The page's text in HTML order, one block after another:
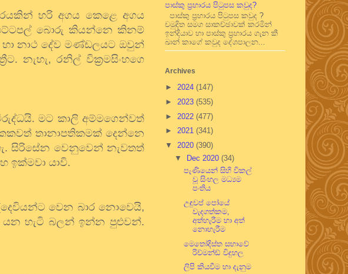
හරි අගය කෙළෙ අගය
පට්ටපල් බොරු කියන්නෙ කිනම්
නාථ දේව මණ්ඩලයට ඔවුන්
නැහැ, රනිල් වික්‍රමසිංහගෙ
මට කාලි අම්මගෙන්වත්
තානාපතිකමක් දෙන්නෙ
සිරිසේන වෙනුවෙන් නැවතත්
ඉක්මවා යාවි.
වෙන බාර නොවෙයි,
යන හැටි බලන් ඉන්න පුළුවන්.
පාස්කු ප්‍රහාරය පිටුපස කවුද?
පාස්කු ප්‍රහාරය පිටුපස කවුද ?
චමුදිත සමග සාකච්ඡාවක් කරමින්
ඉන්දියාව හා පාස්කු ප්‍රහාරය ගැන කී
ඛාන් කාගේ කවුද දේශපාලන...
Archives
► 2024 (147)
► 2023 (535)
► 2022 (477)
► 2021 (341)
▼ 2020 (390)
▼ Dec 2020 (34)
පැණියෙන් සිහි විකල්
වූ සිංහල මධ්‍යම
පංතිය
උඳුවප් පෝයේ
වැදගත්කම,
අත්හැරීම හා අත්
නොහැරීම
මෙතෝදිස්ත සභාවේ
රිච්මන්ඩ් විදුහල
ලිපි කියවීම හා දැනුම